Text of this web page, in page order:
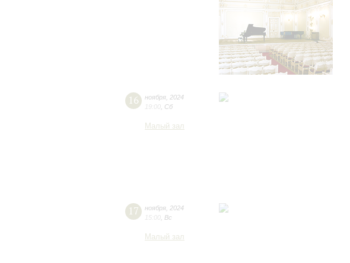
16 ноября 2024
19:00 Сб
Малый зал
17 ноября 2024
15:00 Вс
Малый зал